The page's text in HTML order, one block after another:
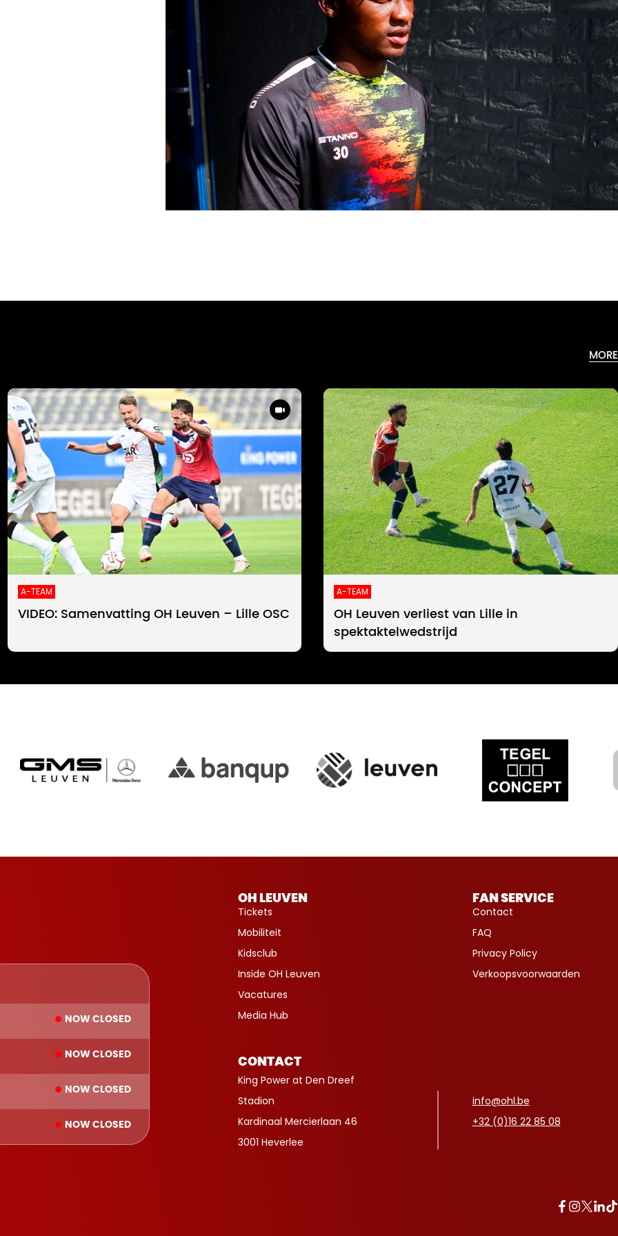
MORE
A-TEAM
VIDEO: Samenvatting OH Leuven – Lille OSC
A-TEAM
OH Leuven verliest van Lille in
spektaktelwedstrijd
NOW CLOSED
NOW CLOSED
NOW CLOSED
NOW CLOSED
OH LEUVEN
Tickets
Mobiliteit
Kidsclub
Inside OH Leuven
Vacatures
Media Hub
FAN SERVICE
Contact
FAQ
Privacy Policy
Verkoopsvoorwaarden
CONTACT
King Power at Den Dreef
Stadion
Kardinaal Mercierlaan 46
3001 Heverlee
info@ohl.be
+32 (0)16 22 85 08